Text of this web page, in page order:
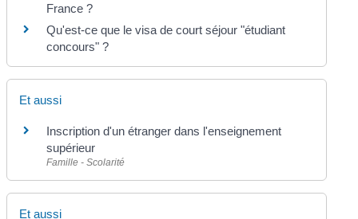
France ?
Qu'est-ce que le visa de court séjour "étudiant
concours" ?
Et aussi
Inscription d'un étranger dans l'enseignement
supérieur
Famille - Scolarité
Et aussi